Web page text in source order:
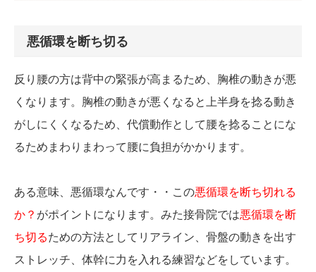
悪循環を断ち切る
反り腰の方は背中の緊張が高まるため、胸椎の動きが悪
くなります。胸椎の動きが悪くなると上半身を捻る動き
がしにくくなるため、代償動作として腰を捻ることにな
るためまわりまわって腰に負担がかかります。
ある意味、悪循環なんです・・この悪循環を断ち切れる
か？ がポイントになります。みた接骨院では悪循環を断
ち切るための方法としてリアライン、骨盤の動きを出す
ストレッチ、体幹に力を入れる練習などをしています。